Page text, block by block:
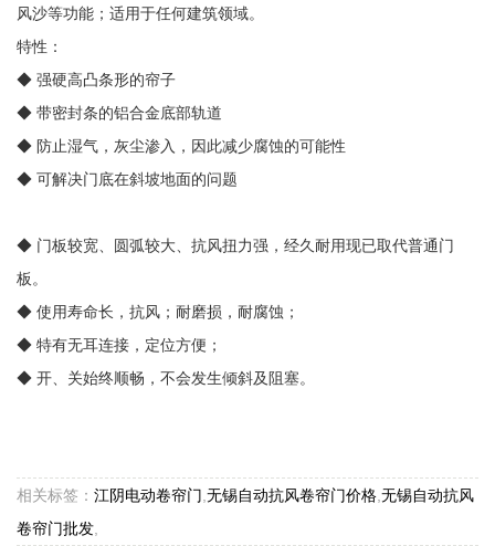
风沙等功能；适用于任何建筑领域。
特性：
◆ 强硬高凸条形的帘子
◆ 带密封条的铝合金底部轨道
◆ 防止湿气，灰尘渗入，因此减少腐蚀的可能性
◆ 可解决门底在斜坡地面的问题
◆ 门板较宽、圆弧较大、抗风扭力强，经久耐用现已取代普通门
板。
◆ 使用寿命长，抗风；耐磨损，耐腐蚀；
◆ 特有无耳连接，定位方便；
◆ 开、关始终顺畅，不会发生倾斜及阻塞。
相关标签： 江阴电动卷帘门 无锡自动抗风卷帘门价格 无锡自动抗风
卷帘门批发